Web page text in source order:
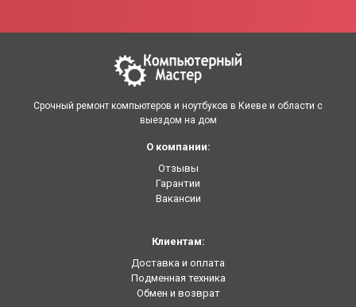
Срочный ремонт компьютеров и ноутбуков в Киеве и области с
выездом на дом
О компании:
Отзывы
Гарантии
Вакансии
Клиентам:
Доставка и оплата
Подменная техника
Обмен и возврат